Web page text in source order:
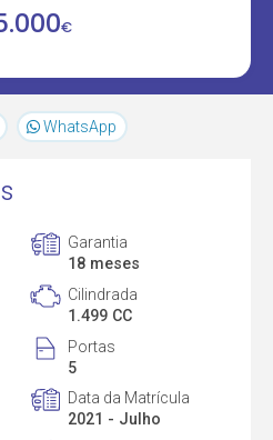
€
WhatsApp
Garantia
18 meses
Cilindrada
1.499 CC
Portas
5
Data da Matrícula
2021 - Julho